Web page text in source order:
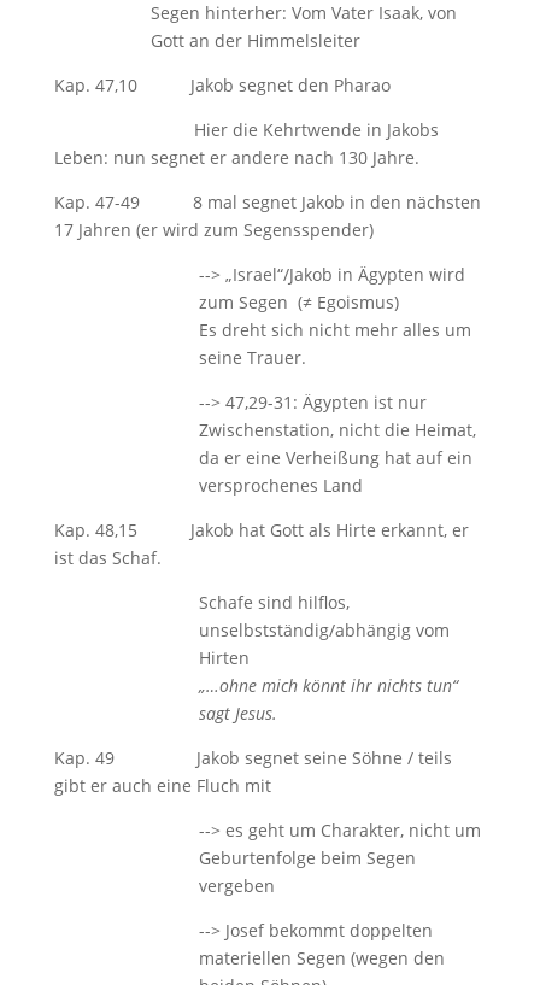
Segen hinterher: Vom Vater Isaak, von
Gott an der Himmelsleiter
Kap. 47,10 Jakob segnet den Pharao
Hier die Kehrtwende in Jakobs
Leben: nun segnet er andere nach 130 Jahre.
Kap. 47-49 8 mal segnet Jakob in den nächsten
17 Jahren (er wird zum Segensspender)
--> „Israel“/Jakob in Ägypten wird
zum Segen (≠ Egoismus)
Es dreht sich nicht mehr alles um
seine Trauer.
--> 47,29-31: Ägypten ist nur
Zwischenstation, nicht die Heimat,
da er eine Verheißung hat auf ein
versprochenes Land
Kap. 48,15 Jakob hat Gott als Hirte erkannt, er
ist das Schaf.
Schafe sind hilflos,
unselbstständig/abhängig vom
Hirten
„…ohne mich könnt ihr nichts tun“
sagt Jesus.
Kap. 49 Jakob segnet seine Söhne / teils
gibt er auch eine Fluch mit
--> es geht um Charakter, nicht um
Geburtenfolge beim Segen
vergeben
--> Josef bekommt doppelten
materiellen Segen (wegen den